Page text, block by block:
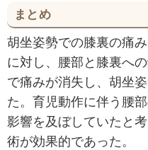
まとめ
胡坐姿勢での膝裏の痛
に対し、腰部と膝裏へ
で痛みが消失し、胡坐
た。育児動作に伴う腰
影響を及ぼしていたと
術が効果的であった。